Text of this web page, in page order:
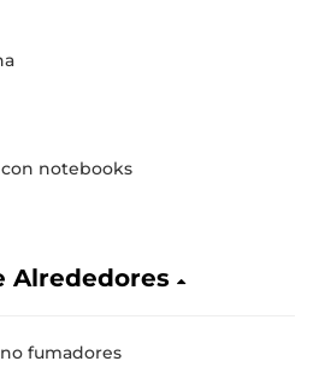
notebooks
Alrededores
fumadores